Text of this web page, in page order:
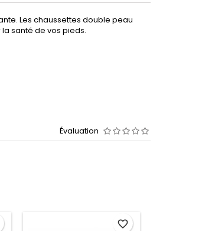
Les chaussettes double peau
santé de vos pieds.
Évaluation
favorite_border